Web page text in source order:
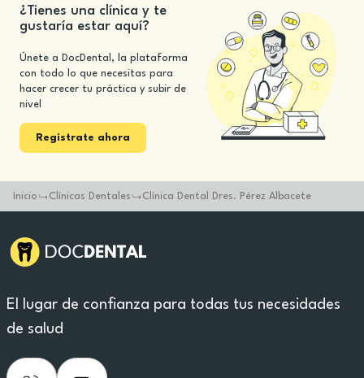
¿Tienes una clínica y te
gustaría estar aquí?
Únete a DocDental, la plataforma
con todo lo que necesitas para
hacer crecer tu práctica y subir de
nivel
Registrate ahora
Inicio Clínicas Dentales Clínica Dental Dres. Pérez Albacete
El lugar de confianza para todas tus necesidades
de salud